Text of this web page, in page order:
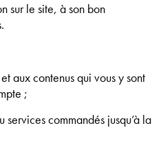
sur le site, à son bon
aux contenus qui vous y sont
;
commandés jusqu’à la